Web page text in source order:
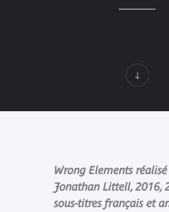
Wrong Elements
Jonathan Littell, 2016,
sous-titres français et